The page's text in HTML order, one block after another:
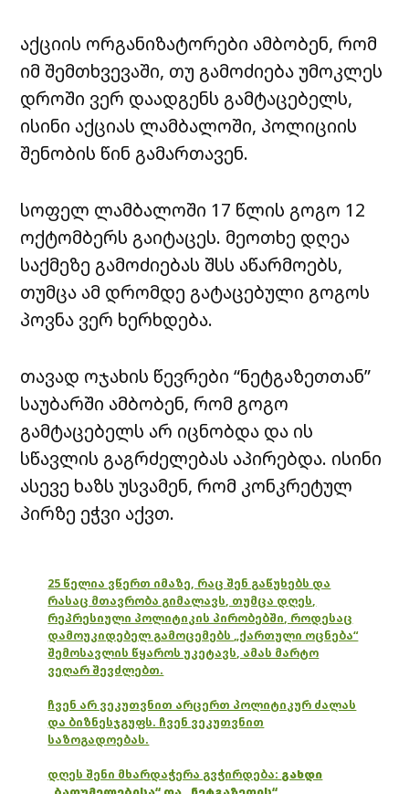
აქციის ორგანიზატორები ამბობენ, რომ
იმ შემთხვევაში, თუ გამოძიება უმოკლეს
დროში ვერ დაადგენს გამტაცებელს,
ისინი აქციას ლამბალოში, პოლიციის
შენობის წინ გამართავენ.
სოფელ ლამბალოში 17 წლის გოგო 12
ოქტომბერს გაიტაცეს. მეოთხე დღეა
საქმეზე გამოძიებას შსს აწარმოებს,
თუმცა ამ დრომდე გატაცებული გოგოს
პოვნა ვერ ხერხდება.
თავად ოჯახის წევრები “ნეტგაზეთთან”
საუბარში ამბობენ, რომ გოგო
გამტაცებელს არ იცნობდა და ის
სწავლის გაგრძელებას აპირებდა. ისინი
ასევე ხაზს უსვამენ, რომ კონკრეტულ
პირზე ეჭვი აქვთ.
25 წელია ვწერთ იმაზე, რაც შენ გაწუხებს და
რასაც მთავრობა გიმალავს, თუმცა დღეს,
რეპრესიული პოლიტიკის პირობებში, როდესაც
დამოუკიდებელ გამოცემებს „ქართული ოცნება“
შემოსავლის წყაროს უკეტავს, ამას მარტო
ვეღარ შევძლებთ.
ჩვენ არ ვეკუთვნით არცერთ პოლიტიკურ ძალას
და ბიზნესჯგუფს. ჩვენ ვეკუთვნით
საზოგადოებას.
დღეს შენი მხარდაჭერა გვჭირდება: გახდი